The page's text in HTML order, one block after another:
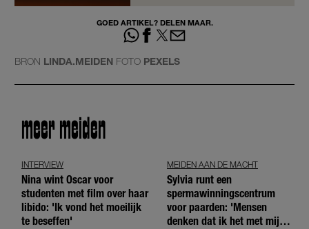
GOED ARTIKEL? DELEN MAAR.
BRON LINDA.MEIDEN FOTO PEXELS
meer meiden
INTERVIEW
Nina wint Oscar voor
studenten met film over haar
libido: 'Ik vond het moeilijk
te beseffen'
MEIDEN AAN DE MACHT
Sylvia runt een
spermawinningscentrum
voor paarden: 'Mensen
denken dat ik het met mijn